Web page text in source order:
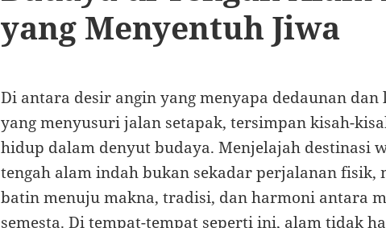
yang Menyentuh Jiwa
Di antara desir angin yang menyapa dedaunan dan
yang menyusuri jalan setapak, tersimpan kisah-
hidup dalam denyut budaya. Menjelajah destinasi
tengah alam indah bukan sekadar perjalanan fisik,
batin menuju makna, tradisi, dan harmoni antara
semesta. Di tempat-tempat seperti ini, alam tidak